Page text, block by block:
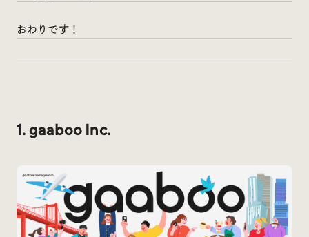
#シェアオフィス
Social
@iDID.team
おわりです！
1. gaaboo Inc.